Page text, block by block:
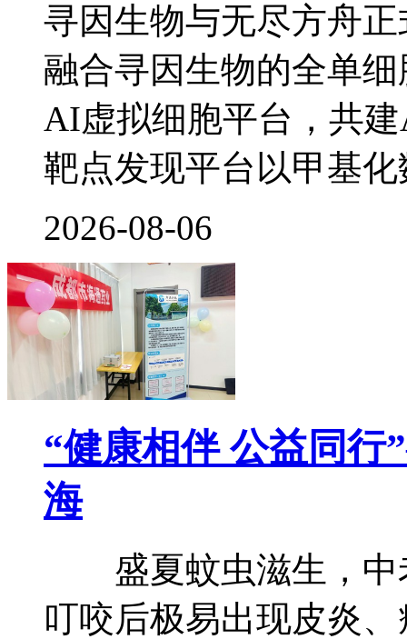
寻因生物与无尽方舟
融合寻因生物的全单
AI虚拟细胞平台，共
靶点发现平台以甲基化
2026-08-06
“健康相伴 公益同
海
盛夏蚊虫滋生，中
叮咬后极易出现皮炎